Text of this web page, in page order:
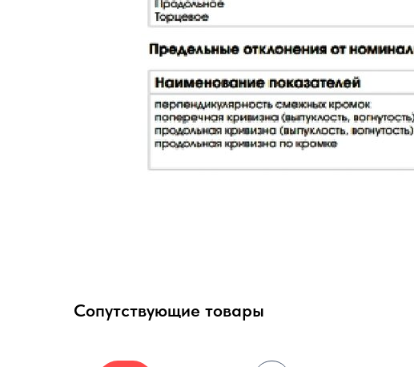
Сопутствующие товары